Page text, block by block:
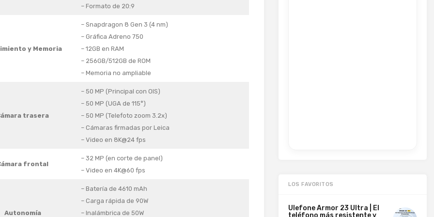
– Formato de 20:9
y Memoria
– Snapdragon 8 Gen 3 (4 nm)
– Gráfica Adreno 750
– 12GB en RAM
– 256GB/512GB de ROM
– Memoria no ampliable
trasera
– 50 MP (Principal con OIS)
– 50 MP (UGA de 115°)
– 50 MP (Telefoto zoom 3.2x)
– Cámaras firmadas por Leica
– Video en 8K@24 fps
frontal
– 32 MP (en corte de panel)
– Video en 4K@60 fps
Autonomía
– Batería de 4610 mAh
– Carga rápida de 90W
– Inalámbrica de 50W
LOS FAVORITOS
Ulefone Armor 23 Ultra | El
teléfono más resistente y